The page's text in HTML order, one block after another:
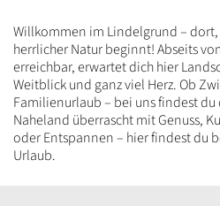
Einleitung
Willkommen im Lindelgrund –
herrlicher Natur beginnt! Abseits
erreichbar, erwartet dich hier
Weitblick und ganz viel Herz. Ob
Familienurlaub – bei uns findest du
Naheland überrascht mit Genuss,
oder Entspannen – hier findest du
Urlaub.